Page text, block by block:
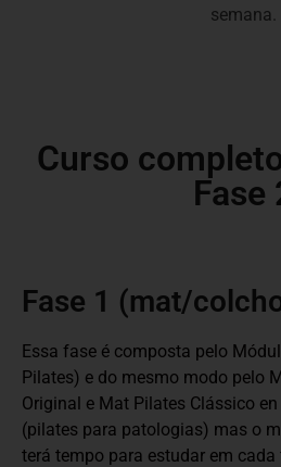
semana.
Curso
Fase
Fase 1 (mat/
Essa fase é composta pelo
Pilates) e do mesmo modo pelo
Original e Mat Pilates Clássico
(pilates para patologias) mas o
terá tempo para estudar em